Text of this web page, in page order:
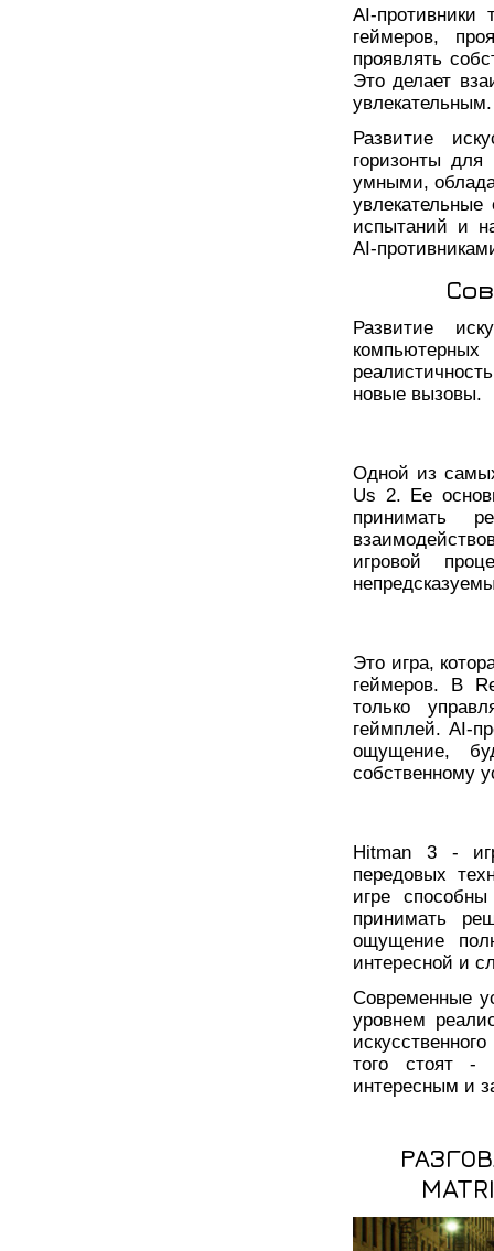
AI-противники
геймеров,
проявлять
Это делает
увлекательным.
Развитие
горизонты для
умными,
испытаний и
AI-
Развитие
новые вызовы.
Одной из
Us 2. Ее
принимать
игровой
Это игра,
геймеров. В
только
геймплей. AI-
ощущение,
собственному
Hitman 3 -
передовых
игре
принимать
ощущение
интересной и
Современные
уровнем
того стоят -
интересным и